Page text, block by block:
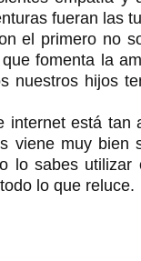
fueran las
el primero no
fomenta la
nuestros hijos
internet está tan
viene muy bien
lo sabes utilizar
lo que reluce.